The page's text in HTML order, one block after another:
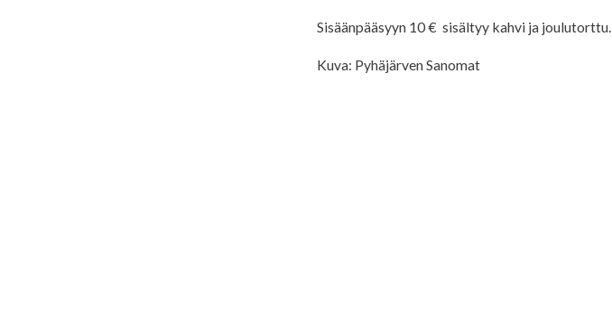
Sisäänpääsyyn 10 € sisältyy kahvi ja joulutorttu.
Kuva: Pyhäjärven Sanomat